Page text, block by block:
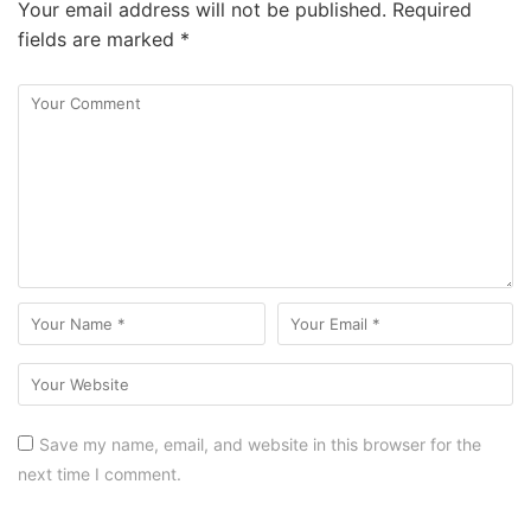
Your email address will not be published. Required
fields are marked *
Save my name, email, and website in this browser for the
next time I comment.